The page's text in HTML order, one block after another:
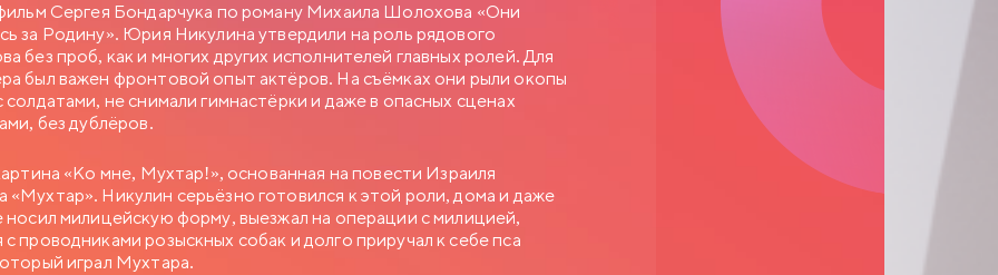
Сергея Бондарчука по роману Михаила Шолохова «Они
за Родину». Юрия Никулина утвердили на роль рядового
без проб, как и многих других исполнителей главных ролей. Для
был важен фронтовой опыт актёров. На съёмках они рыли окопы
солдатами, не снимали гимнастёрки и даже в опасных сценах
без дублёров.
«Ко мне, Мухтар!», основанная на повести Израиля
«Мухтар». Никулин серьёзно готовился к этой роли, дома и даже
носил милицейскую форму, выезжал на операции с милицией,
проводниками розыскных собак и долго приручал к себе пса
играл Мухтара.